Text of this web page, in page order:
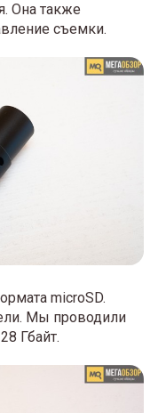
Она также
съемки.
microSD.
Мы проводили
Гбайт.